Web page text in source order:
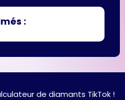
:
de diamants TikTok !